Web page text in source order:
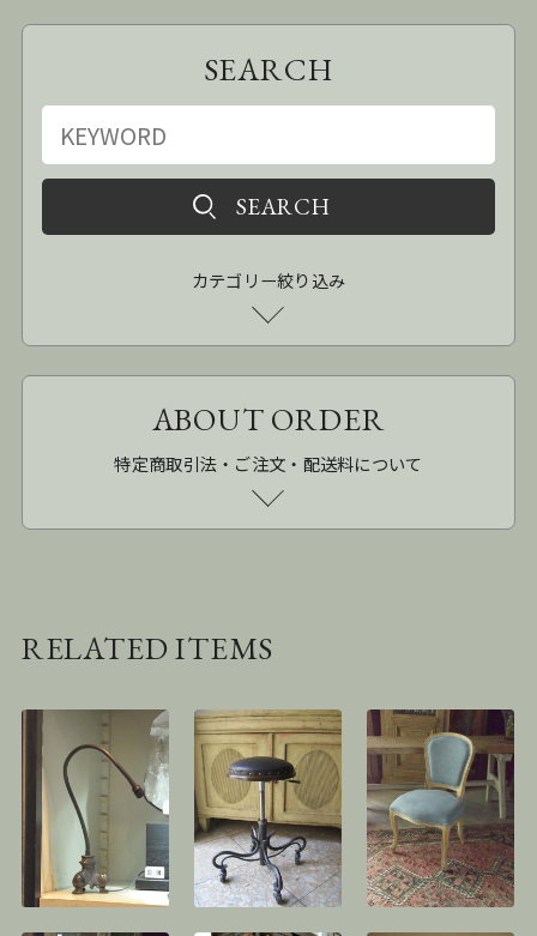
SEARCH
カテゴリー絞り込み
ABOUT ORDER
特定商取引法・ご注文・配送料について
RELATED ITEMS